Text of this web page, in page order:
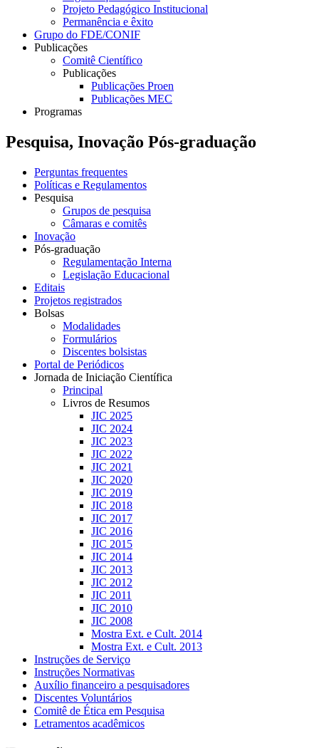
Projeto Pedagógico Institucional
Permanência e êxito
Grupo do FDE/CONIF
Publicações
Comitê Científico
Publicações
Publicações Proen
Publicações MEC
Programas
Pesquisa, Inovação Pós-graduação
Perguntas frequentes
Políticas e Regulamentos
Pesquisa
Grupos de pesquisa
Câmaras e comitês
Inovação
Pós-graduação
Regulamentação Interna
Legislação Educacional
Editais
Projetos registrados
Bolsas
Modalidades
Formulários
Discentes bolsistas
Portal de Periódicos
Jornada de Iniciação Científica
Principal
Livros de Resumos
JIC 2025
JIC 2024
JIC 2023
JIC 2022
JIC 2021
JIC 2020
JIC 2019
JIC 2018
JIC 2017
JIC 2016
JIC 2015
JIC 2014
JIC 2013
JIC 2012
JIC 2011
JIC 2010
JIC 2008
Mostra Ext. e Cult. 2014
Mostra Ext. e Cult. 2013
Instruções de Serviço
Instruções Normativas
Auxílio financeiro a pesquisadores
Discentes Voluntários
Comitê de Ética em Pesquisa
Letramentos acadêmicos